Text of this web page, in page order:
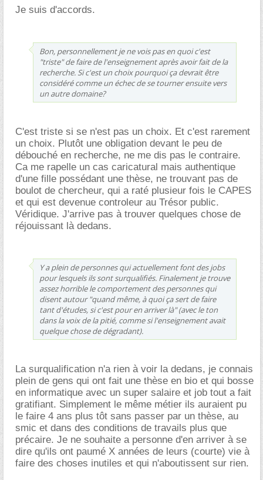
Je suis d'accords.
Bon, personnellement je ne vois pas en quoi c'est
"triste" de faire de l'enseignement après avoir fait de la
recherche. Si c'est un choix pourquoi ça devrait être
considéré comme un échec de se tourner ensuite vers
un autre domaine?
C'est triste si se n'est pas un choix. Et c'est rarement
un choix. Plutôt une obligation devant le peu de
débouché en recherche, ne me dis pas le contraire.
Ca me rapelle un cas caricatural mais authentique
d'une fille possédant une thèse, ne trouvant pas de
boulot de chercheur, qui a raté plusieur fois le CAPES
et qui est devenue controleur au Trésor public.
Véridique. J'arrive pas à trouver quelques chose de
réjouissant là dedans.
Y a plein de personnes qui actuellement font des jobs
pour lesquels ils sont surqualifiés. Finalement je trouve
assez horrible le comportement des personnes qui
disent autour "quand même, à quoi ça sert de faire
tant d'études, si c'est pour en arriver là" (avec le ton
dans la voix de la pitié, comme si l'enseignement avait
quelque chose de dégradant).
La surqualification n'a rien à voir la dedans, je connais
plein de gens qui ont fait une thèse en bio et qui bosse
en informatique avec un super salaire et job tout a fait
gratifiant. Simplement le même métier ils auraient pu
le faire 4 ans plus tôt sans passer par un thèse, au
smic et dans des conditions de travails plus que
précaire. Je ne souhaite a personne d'en arriver à se
dire qu'ils ont paumé X années de leurs (courte) vie à
faire des choses inutiles et qui n'aboutissent sur rien.